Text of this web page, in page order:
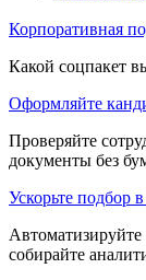
Корпоративная
Какой соцпакет
Оформляйте
Проверяйте
документы без
Ускорьте подбор
Автоматизируйте
собирайте